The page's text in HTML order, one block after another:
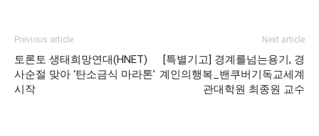
Previous article
토론토 생태희망연대(HNET)
사순절 맞아 ‘탄소금식 마라톤’
시작
Next article
[특별기고] 경계를넘는용기, 경
계인의행복_밴쿠버기독교세계
관대학원 최종원 교수